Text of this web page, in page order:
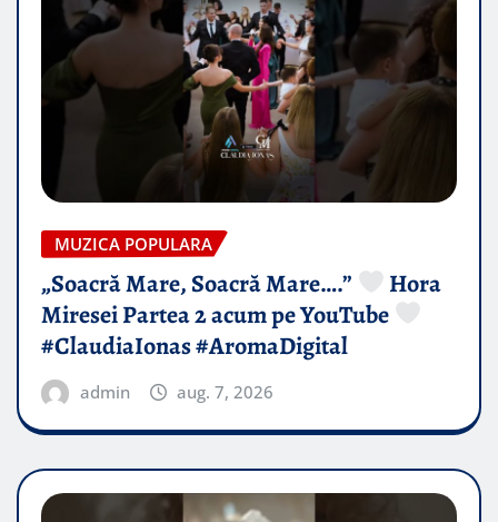
MUZICA POPULARA
„Soacră Mare, Soacră Mare….”
Hora
Miresei Partea 2 acum pe YouTube
#ClaudiaIonas #AromaDigital
admin aug. 7, 2026